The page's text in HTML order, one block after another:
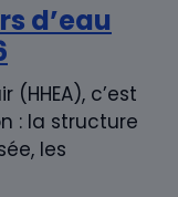
d’eau
(HHEA), c’est
: la structure
les